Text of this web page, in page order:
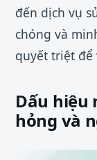
đến dịch vụ
chóng và
quyết triệt để
Dấu hiệu
hỏng và